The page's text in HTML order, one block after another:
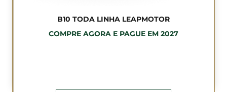
B10 TODA LINHA LEAPMOTOR
COMPRE AGORA E PAGUE EM 2027